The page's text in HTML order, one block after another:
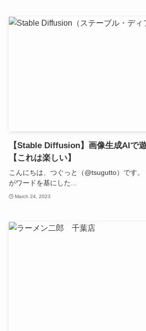
【Stable Diffusion】画像生成AIで
【これは楽しい】
こんにちは、つぐっと（@tsugutto）です
がワードを基にした...
March 24, 2023